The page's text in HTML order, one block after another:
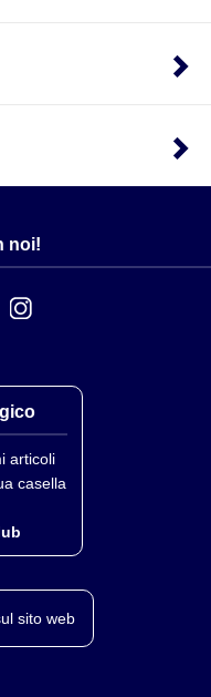
noi!
articoli
casella
sito web